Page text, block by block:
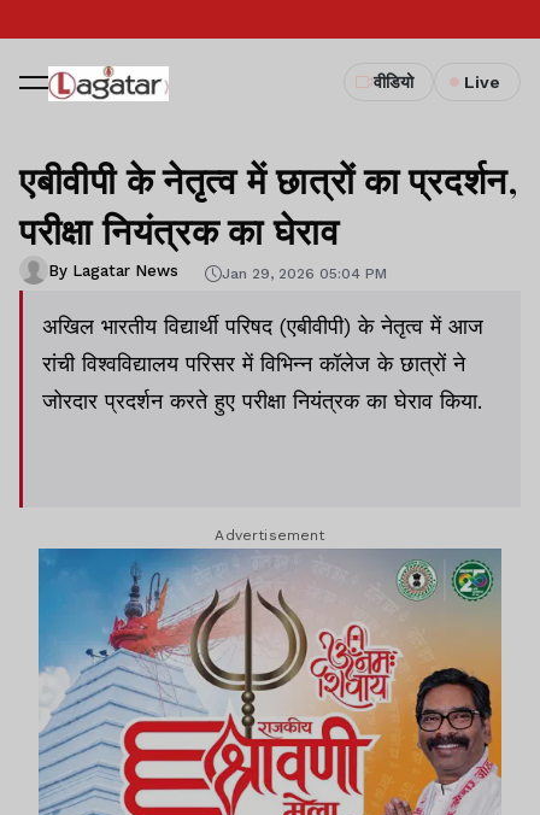
वीडियो Live
एबीवीपी के नेतृत्व में छात्रों का प्रदर्शन,
परीक्षा नियंत्रक का घेराव
By Lagatar News Jan 29, 2026 05:04 PM
अखिल भारतीय विद्यार्थी परिषद (एबीवीपी) के नेतृत्व में आज
रांची विश्वविद्यालय परिसर में विभिन्न कॉलेज के छात्रों ने
जोरदार प्रदर्शन करते हुए परीक्षा नियंत्रक का घेराव किया.
Advertisement